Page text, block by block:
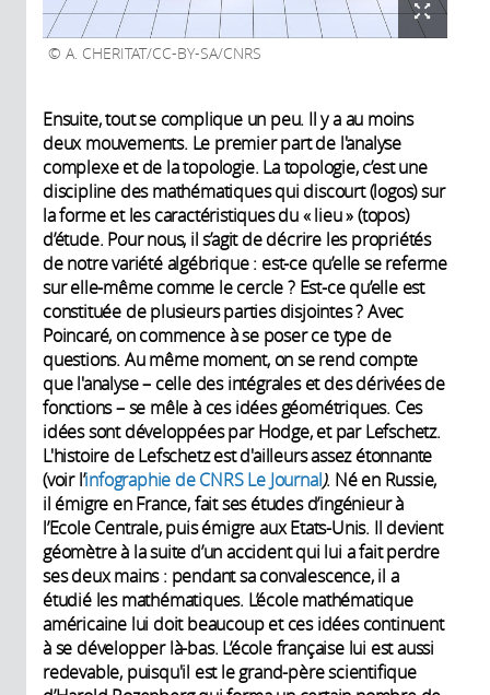
A. CHERITAT/CC-BY-SA/CNRS
Ensuite, tout se complique un peu. Il y a au moins
deux mouvements. Le premier part de l'analyse
complexe et de la topologie. La topologie, c’est une
discipline des mathématiques qui discourt (logos) sur
la forme et les caractéristiques du « lieu » (topos)
d’étude. Pour nous, il s’agit de décrire les propriétés
de notre variété algébrique : est-ce qu’elle se referme
sur elle-même comme le cercle ? Est-ce qu’elle est
constituée de plusieurs parties disjointes ? Avec
Poincaré, on commence à se poser ce type de
questions. Au même moment, on se rend compte
que l'analyse – celle des intégrales et des dérivées de
fonctions – se mêle à ces idées géométriques. Ces
idées sont développées par Hodge, et par Lefschetz.
L'histoire de Lefschetz est d'ailleurs assez étonnante
(voir l’infographie de CNRS Le Journal). Né en Russie,
il émigre en France, fait ses études d’ingénieur à
l’Ecole Centrale, puis émigre aux Etats-Unis. Il devient
géomètre à la suite d’un accident qui lui a fait perdre
ses deux mains : pendant sa convalescence, il a
étudié les mathématiques. L’école mathématique
américaine lui doit beaucoup et ces idées continuent
à se développer là-bas. L’école française lui est aussi
redevable, puisqu'il est le grand-père scientifique